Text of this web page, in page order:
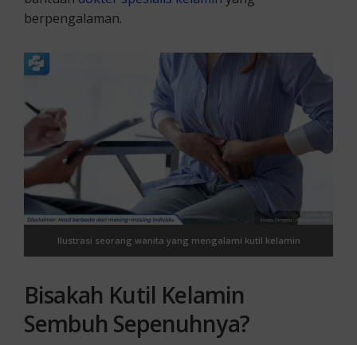
berpengalaman.
Ilustrasi seorang wanita yang mengalami kutil kelamin
Bisakah Kutil Kelamin
Sembuh Sepenuhnya?